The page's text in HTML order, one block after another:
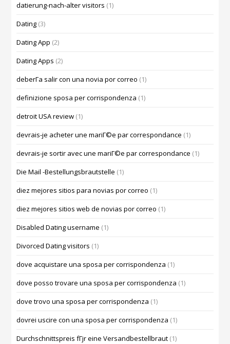
datierung-nach-alter visitors (1)
Dating (3)
Dating App (2)
Dating Apps (2)
deberГ­a salir con una novia por correo (1)
definizione sposa per corrispondenza (1)
detroit USA review (1)
devrais-je acheter une mariГ©e par correspondance (1)
devrais-je sortir avec une mariГ©e par correspondance (1)
Die Mail -Bestellungsbrautstelle (1)
diez mejores sitios para novias por correo (1)
diez mejores sitios web de novias por correo (1)
Disabled Dating username (1)
Divorced Dating visitors (1)
dove acquistare una sposa per corrispondenza (1)
dove posso trovare una sposa per corrispondenza (1)
dove trovo una sposa per corrispondenza (1)
dovrei uscire con una sposa per corrispondenza (1)
Durchschnittspreis fГјr eine Versandbestellbraut (1)